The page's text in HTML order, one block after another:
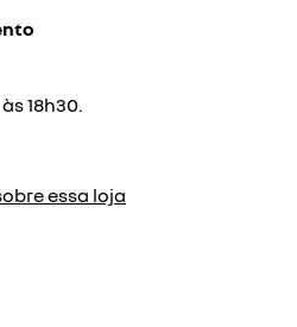
18h30.
essa loja